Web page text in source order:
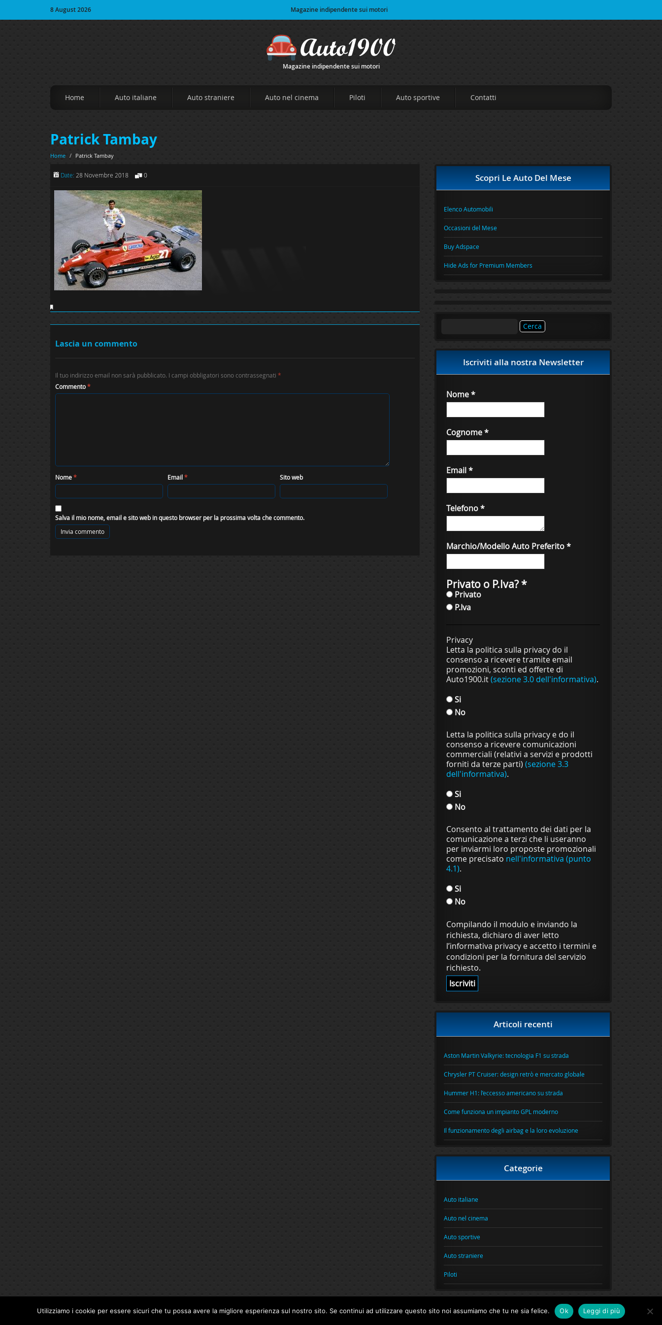
8 August 2026 Magazine indipendente sui motori
Magazine indipendente sui motori
Home Auto italiane Auto straniere Auto nel cinema Piloti Auto sportive Contatti
Patrick Tambay
Home / Patrick Tambay
Date: 28 Novembre 2018 0
Lascia un commento
Il tuo indirizzo email non sarà pubblicato. I campi obbligatori sono contrassegnati *
Commento*
Nome* Email* Sito web
Salva il mio nome, email e sito web in questo browser per la prossima volta che commento.
Scopri Le Auto Del Mese
Elenco Automobili
Occasioni del Mese
Buy Adspace
Hide Ads for Premium Members
Iscriviti alla nostra Newsletter
Nome*
Cognome*
Email*
Telefono*
Marchio/Modello Auto Preferito*
Privato o P.Iva?*
Privato
P.Iva
Privacy
Letta la politica sulla privacy do il
consenso a ricevere tramite email
promozioni, sconti ed offerte di
Auto1900.it(sezione 3.0 dell'informativa).
Si
No
Letta la politica sulla privacy e do il
consenso a ricevere comunicazioni
commerciali (relativi a servizi e prodotti
forniti da terze parti) (sezione 3.3
dell'informativa).
Si
No
Consento al trattamento dei dati per la
comunicazione a terzi che li useranno
per inviarmi loro proposte promozionali
come precisato nell'informativa (punto
4.1).
Si
No
Compilando il modulo e inviando la
richiesta, dichiaro di aver letto
l’informativa privacy e accetto i termini e
condizioni per la fornitura del servizio
richiesto.
Articoli recenti
Aston Martin Valkyrie: tecnologia F1 su strada
Chrysler PT Cruiser: design retrò e mercato globale
Hummer H1: l’eccesso americano su strada
Come funziona un impianto GPL moderno
Il funzionamento degli airbag e la loro evoluzione
Categorie
Auto italiane
Auto nel cinema
Auto sportive
Auto straniere
Piloti
|
Utilizziamo i cookie per essere sicuri che tu possa avere la migliore esperienza sul nostro sito. Se continui ad utilizzare questo sito noi assumiamo che tu ne sia felice. Ok Leggi di più